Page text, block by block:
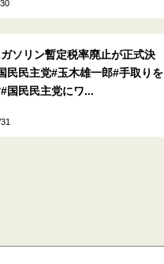
ソリン暫定税率廃止が正式決
民民主党#玉木雄一郎#手取りを
国民民主党にワ...